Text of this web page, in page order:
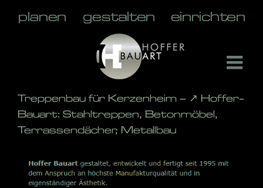
Treppenbau für Kerzenheim – ↗️ Hoffer-
Bauart: Stahltreppen, Betonmöbel,
Terrassendächer, Metallbau